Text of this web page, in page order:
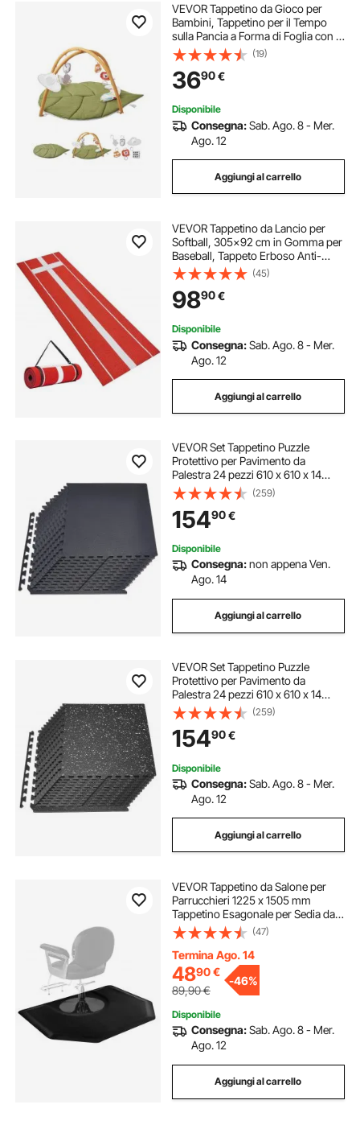
VEVOR Tappetino da Gioco per
Bambini, Tappetino per il Tempo
sulla Pancia a Forma di Foglia con 6
Giocattoli Sensoriali,1090 x 850
mm, Tappetino Pieghevoli per
Neonati Sviluppo Cognitivo
(19)
3690€
Disponibile
Consegna:Sab. Ago. 8 - Mer.
Ago. 12
Aggiungi al carrello
VEVOR Tappetino da Lancio per
Softball, 305x92 cm in Gomma per
Baseball, Tappeto Erboso Anti-
Sbiadimento e Supporto in Schiuma
Antiscivolo, Attrezzatura per Lancio
Veloce per Lanciatori, Rosso
(45)
9890€
Disponibile
Consegna:Sab. Ago. 8 - Mer.
Ago. 12
Aggiungi al carrello
VEVOR Set Tappetino Puzzle
Protettivo per Pavimento da
Palestra 24 pezzi 610 x 610 x 14
mm, Tappetini in Schiuma EVA ad
Incastro Piastrelle da Ginnastica
Ufficio Allenamento Yoga Fitness,
Nero
(259)
15490€
Disponibile
Consegna:non appena Ven.
Ago. 14
Aggiungi al carrello
VEVOR Set Tappetino Puzzle
Protettivo per Pavimento da
Palestra 24 pezzi 610 x 610 x 14
mm, Tappetini in Schiuma EVA ad
Incastro Piastrelle con Puntini
Bianchi da Ginnastica Ufficio Casa
Allenamento
(259)
15490€
Disponibile
Consegna:Sab. Ago. 8 - Mer.
Ago. 12
Aggiungi al carrello
VEVOR Tappetino da Salone per
Parrucchieri 1225 x 1505 mm
Tappetino Esagonale per Sedia da
Salone, 13 mm di Spessore, con
Taglio Rotondo, Facile da Pulire e
Bordi Smussati Anti-Inciampo,
Nero Opaco
(47)
Termina Ago. 14
4890€
89,90€
-46%
Disponibile
Consegna:Sab. Ago. 8 - Mer.
Ago. 12
Aggiungi al carrello